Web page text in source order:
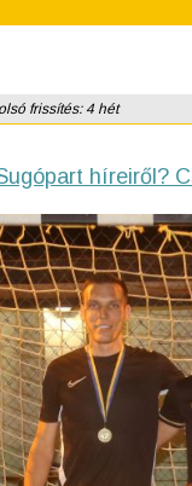
frissítés: 4 hét
híreiről?